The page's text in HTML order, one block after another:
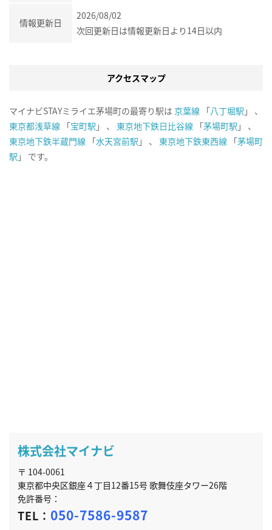
情報更新日
2026/08/02
次回更新日は情報更新日より14日以内
アクセスマップ
マイナビSTAYミライエ茅場町の最寄り駅は 京葉線 「八丁堀駅 」 、
東京都浅草線 「宝町駅 」 、 東京地下鉄日比谷線 「茅場町駅 」 、
東京地下鉄半蔵門線 「水天宮前駅 」 、 東京地下鉄東西線 「茅場町
駅 」 です。
株式会社マイナビ
〒 104-0061
東京都中央区銀座４丁目12番15号 歌舞伎座タワー26階
免許番号：
TEL： 050-7586-9587